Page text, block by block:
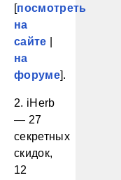
[посмотреть
на
сайте
на
форуме].
2. iHerb
— 27
секретных
скидок,
12